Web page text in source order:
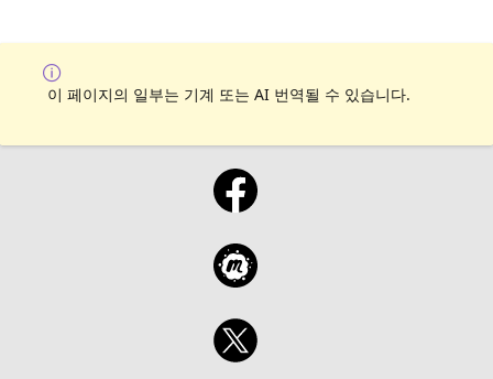
이 페이지의 일부는 기계 또는 AI 번역될 수 있습니다.